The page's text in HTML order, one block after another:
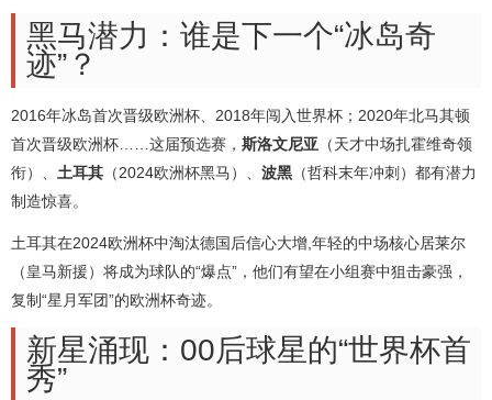
黑马潜力：谁是下一个“冰岛奇
迹”？
2016年冰岛首次晋级欧洲杯、2018年闯入世界杯；2020年北马其顿
首次晋级欧洲杯……这届预选赛， 斯洛文尼亚 （天才中场扎霍维奇领
衔）、 土耳其 （2024欧洲杯黑马）、 波黑 （哲科末年冲刺）都有潜力
制造惊喜。
土耳其在2024欧洲杯中淘汰德国后信心大增,年轻的中场核心居莱尔
（皇马新援）将成为球队的“爆点”，他们有望在小组赛中狙击豪强，
复制“星月军团”的欧洲杯奇迹。
新星涌现：00后球星的“世界杯首
秀”